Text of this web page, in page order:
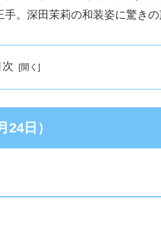
。深田茉莉の和装姿に驚きの
日）